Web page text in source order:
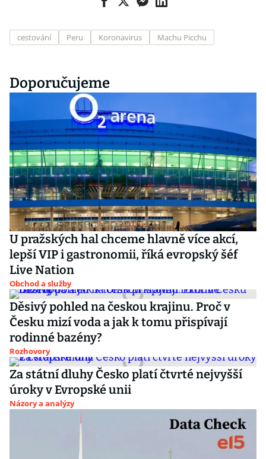
cestování Peru Koronavirus Machu Picchu
Doporučujeme
U pražských hal chceme hlavně více akcí,
lepší VIP i gastronomii, říká evropský šéf
Live Nation
Obchod a služby
Děsivý pohled na českou krajinu. Proč v
Česku mizí voda a jak k tomu přispívají
rodinné bazény?
Rozhovory
Za státní dluhy Česko platí čtvrté nejvyšší
úroky v Evropské unii
Názory a analýzy